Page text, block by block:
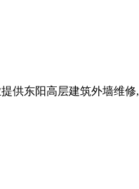
供东阳高层建筑外墙维